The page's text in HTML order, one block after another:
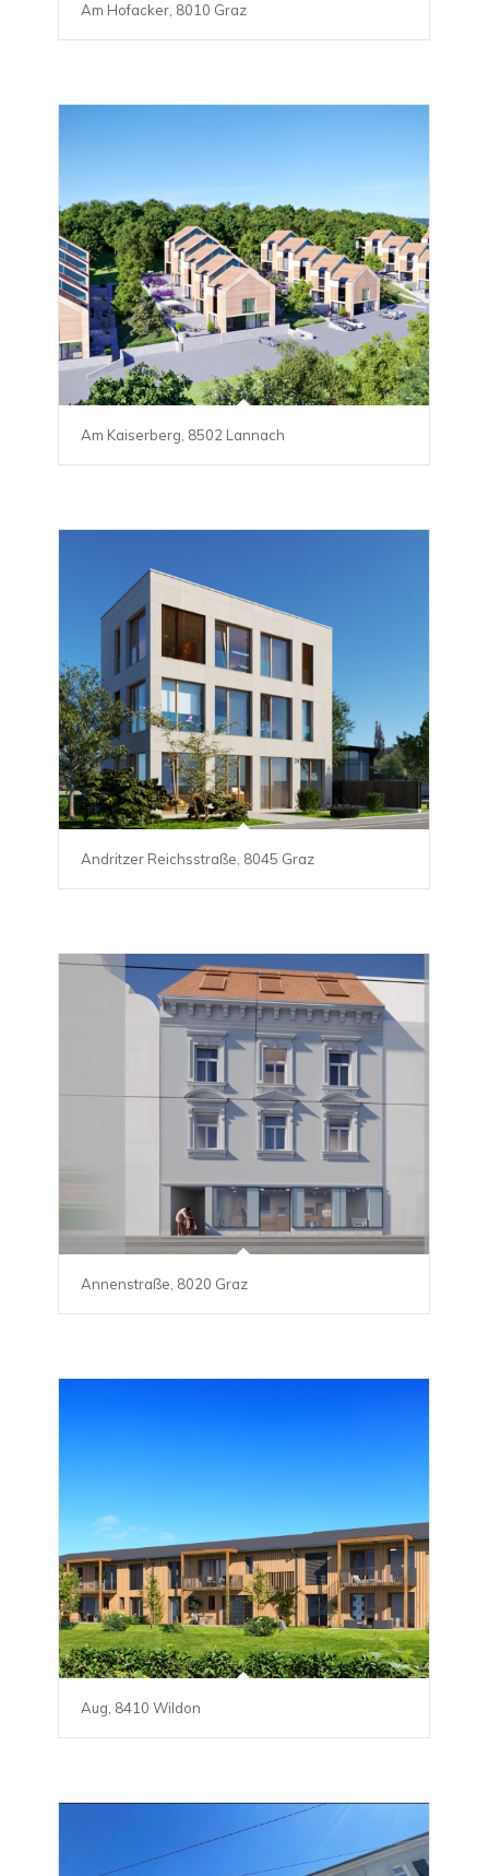
Am Hofacker, 8010 Graz
Am Kaiserberg, 8502 Lannach
Andritzer Reichsstraße, 8045 Graz
Annenstraße, 8020 Graz
Aug, 8410 Wildon